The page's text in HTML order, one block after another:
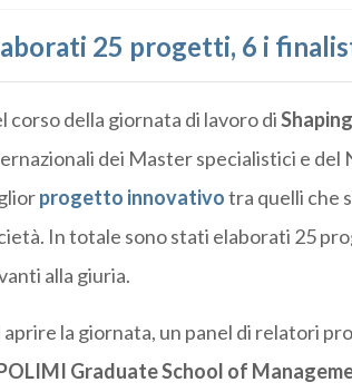
25 progetti, 6 i
corso della giornata di lavoro di
dei Master specialistici e del
progetto innovativotra quelli che
In totale sono stati elaborati 25
alla giuria.
aprire la giornata, un panel di relatori
Graduate School of